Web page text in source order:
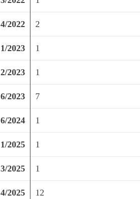
4/2022 2
1/2023 1
2/2023 1
6/2023 7
6/2024 1
1/2025 1
3/2025 1
4/2025 12